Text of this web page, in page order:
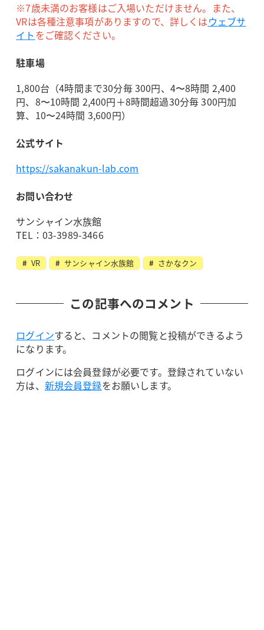
※7歳未満のお客様はご入場いただけません。また、
VRは各種注意事項がありますので、詳しくはウェブサ
イトをご確認ください。
駐車場
1,800台（4時間まで30分毎 300円、4〜8時間 2,400
円、8〜10時間 2,400円＋8時間超過30分毎 300円加
算、10〜24時間 3,600円）
公式サイト
https://sakanakun-lab.com
お問い合わせ
サンシャイン水族館
TEL：03-3989-3466
VR サンシャイン水族館 さかなクン
この記事へのコメント
ログインすると、コメントの閲覧と投稿ができるよう
になります。
ログインには会員登録が必要です。登録されていない
方は、 新規会員登録をお願いします。